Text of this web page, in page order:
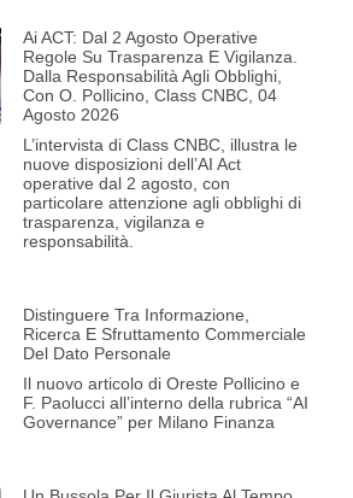
Ai ACT: Dal 2 Agosto Operative
Regole Su Trasparenza E Vigilanza.
Dalla Responsabilità Agli Obblighi,
Con O. Pollicino, Class CNBC, 04
Agosto 2026
L’intervista di Class CNBC, illustra le
nuove disposizioni dell’AI Act
operative dal 2 agosto, con
particolare attenzione agli obblighi di
trasparenza, vigilanza e
responsabilità.
Distinguere Tra Informazione,
Ricerca E Sfruttamento Commerciale
Del Dato Personale
Il nuovo articolo di Oreste Pollicino e
F. Paolucci all’interno della rubrica “AI
Governance” per Milano Finanza